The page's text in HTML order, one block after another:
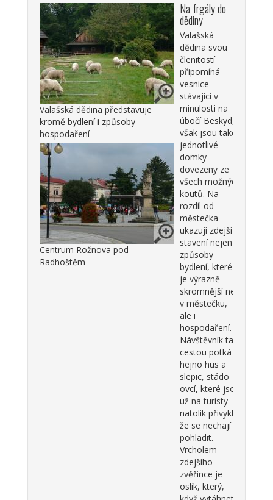
Valašská dědina představuje
kromě bydlení i způsoby
hospodaření
Centrum Rožnova pod
Radhoštěm
Na frgály do
dědiny
Valašská
dědina svou
členitostí
připomíná
vesnice
stávající v
minulosti na
úbočí Beskyd,
však jsou také
jednotlivé
domky
dovezeny ze
všech možných
koutů. Na
rozdíl od
městečka
ukazují zdejší
stavení nejen
způsoby
bydlení, které
je výrazně
skromnější než
v městečku,
ale i
hospodaření.
Návštěvník tak
cestou potká
hejno hus a
slepic, stádo
ovcí, které jsou
už na turisty
natolik přivyklé,
že se nechají i
pohladit.
Vrcholem
zdejšího
zvěřince je
oslík, který,